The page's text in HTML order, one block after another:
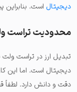
دیجیتال است. بنابراین
محدودیت تراست
تبدیل ارز در تراست ولت
دیجیتال است. اما این
دقت و دانش دارد. لطفاً